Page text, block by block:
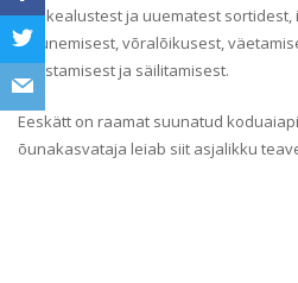
pookealustest ja uuematest sortidest,
kujunemisest, võralõikusest,
koristamisest ja säilitamisest.
Eeskätt on raamat suunatud
õunakasvataja leiab siit asjalikku